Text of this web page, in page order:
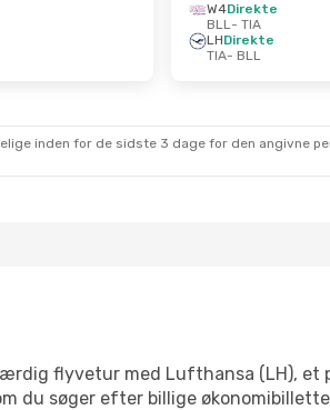
W4Direkte
BLL- TIA
LHDirekte
TIA- BLL
inden for de sidste 3 dage for den angivne
flyvetur med Lufthansa (LH),
du søger efter billige